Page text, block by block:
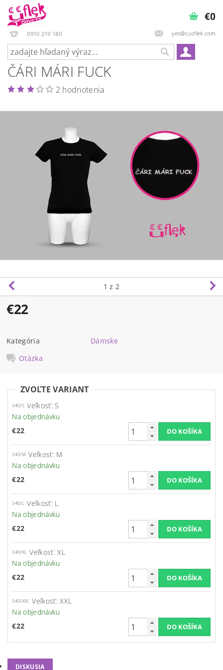
0910 219 180 yes@cucflek.com
€0
ČÁRI MÁRI FUCK
2 hodnotenia
1 z 2
€22
Kategória
Dámske
Otázka
ZVOĽTE VARIANT
340/S Veľkosť: S
Na objednávku
€22
340/M Veľkosť: M
Na objednávku
€22
340/L Veľkosť: L
Na objednávku
€22
340/XL Veľkosť: XL
Na objednávku
€22
340/XXL Veľkosť: XXL
Na objednávku
€22
DISKUSIA